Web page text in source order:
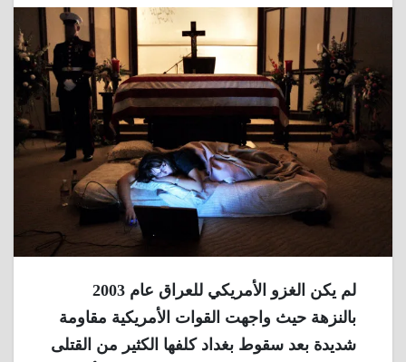
لم يكن الغزو الأمريكي للعراق عام 2003
بالنزهة حيث واجهت القوات الأمريكية مقاومة
شديدة بعد سقوط بغداد كلفها الكثير من القتلى